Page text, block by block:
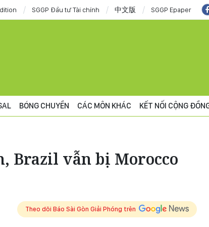
SGGP Đầu tư Tài chính 中文版 SGGP Epaper
BÓNG CHUYỀN CÁC MÔN KHÁC KẾT NỐI CỘNG
Brazil vẫn bị Morocco
Theo dõi Báo Sài Gòn Giải Phóng trên